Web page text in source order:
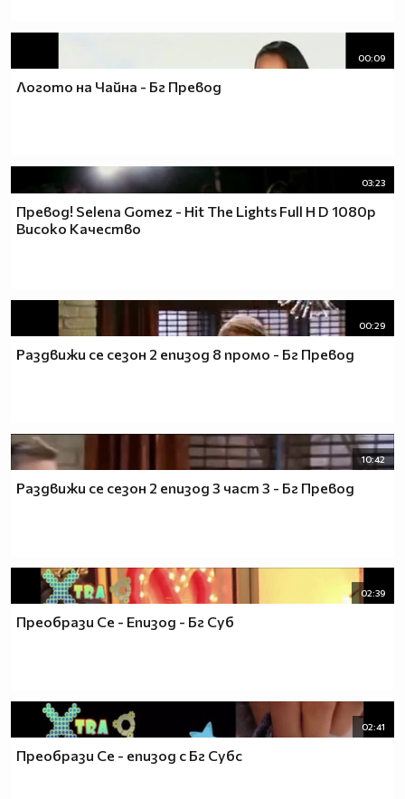
00:09
Логото на Чайна - Бг Превод
03:23
Превод! Selena Gomez - Hit The Lights Full H D 1080p
Високо Качество
00:29
Раздвижи се сезон 2 епизод 8 промо - Бг Превод
10:42
Раздвижи се сезон 2 епизод 3 част 3 - Бг Превод
02:39
Преобрази Се - Епизод - Бг Суб
02:41
Преобрази Се - епизод с Бг Субс